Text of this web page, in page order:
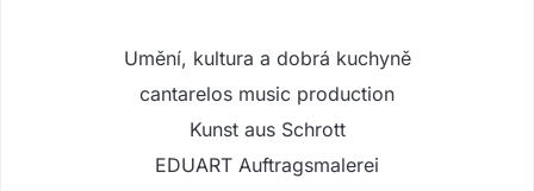
Umění, kultura a dobrá kuchyně
cantarelos music production
Kunst aus Schrott
EDUART Auftragsmalerei